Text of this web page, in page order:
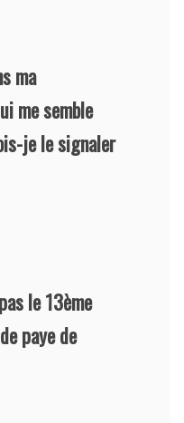
ma
me semble
je le signaler
le 13ème
paye de